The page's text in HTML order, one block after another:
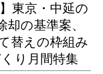
東京・中延の
の基準案、
替えの枠組み
り月間特集